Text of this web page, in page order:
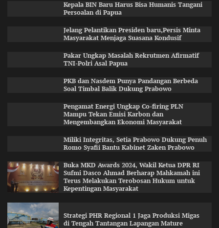
Kepala BIN Baru Harus Bisa Humanis Tangani
Persoalan di Papua
Jelang Pelantikan Presiden baru,Persis Minta
Masyarakat Menjaga Suasana Kondusif
Pakar Ungkap Masalah Rekrutmen Afirmatif
TNI-Polri Asal Papua
PKB dan Nasdem Punya Pandangan Berbeda
Soal Timbal Balik Dukung Prabowo
Pengamat Energi Ungkap Co-firing PLN
Mampu Tekan Emisi Karbon dan
Mengembangkan Ekonomi Masyarakat
Miliki Integritas, Setia Prabowo Dukung Penuh
Romo Syafii Bantu Kabinet Zaken Prabowo
Buka MKD Awards 2024, Wakil Ketua DPR RI
Sufmi Dasco Ahmad Berharap Mahkamah ini
Terus Melakukan Terobosan Hukum untuk
Kepentingan Masyarakat
Strategi PHR Regional 1 Jaga Produksi Migas
di Tengah Tantangan Lapangan Mature